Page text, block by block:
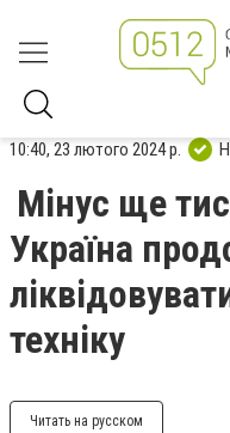
10:40, 23 лютого 2024 р.
Мінус ще
Україна
техніку
Читать на русском